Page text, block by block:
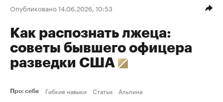
Опубликовано 14.06.2026, 10:53
Как распознать лжеца:
советы бывшего офицера
разведки США
Про: себя Гибкие навыки Статьи Альпина